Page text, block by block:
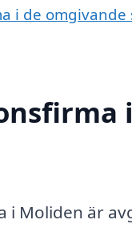
i de
Moliden är